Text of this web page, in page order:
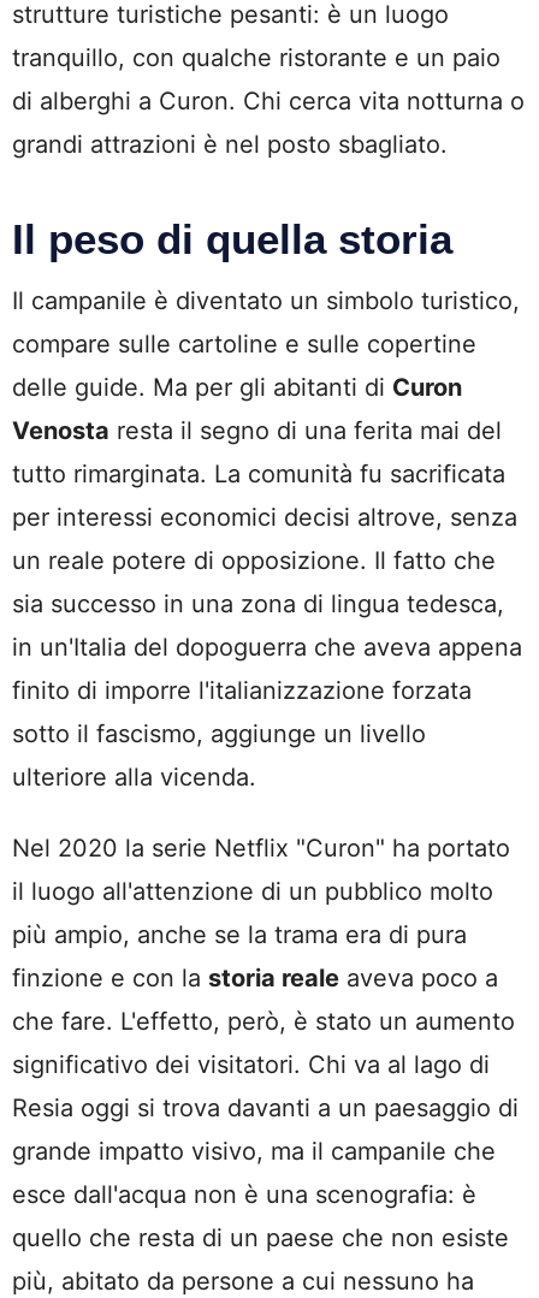
strutture turistiche pesanti: è un luogo
tranquillo, con qualche ristorante e un paio
di alberghi a Curon. Chi cerca vita notturna o
grandi attrazioni è nel posto sbagliato.
Il peso di quella storia
Il campanile è diventato un simbolo turistico,
compare sulle cartoline e sulle copertine
delle guide. Ma per gli abitanti di Curon
Venosta resta il segno di una ferita mai del
tutto rimarginata. La comunità fu sacrificata
per interessi economici decisi altrove, senza
un reale potere di opposizione. Il fatto che
sia successo in una zona di lingua tedesca,
in un'Italia del dopoguerra che aveva appena
finito di imporre l'italianizzazione forzata
sotto il fascismo, aggiunge un livello
ulteriore alla vicenda.
Nel 2020 la serie Netflix "Curon" ha portato
il luogo all'attenzione di un pubblico molto
più ampio, anche se la trama era di pura
finzione e con la storia reale aveva poco a
che fare. L'effetto, però, è stato un aumento
significativo dei visitatori. Chi va al lago di
Resia oggi si trova davanti a un paesaggio di
grande impatto visivo, ma il campanile che
esce dall'acqua non è una scenografia: è
quello che resta di un paese che non esiste
più, abitato da persone a cui nessuno ha